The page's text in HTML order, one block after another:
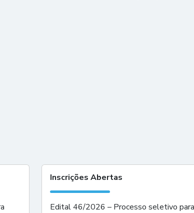
Inscrições Abertas
Edital 46/2026 – Processo seletivo para